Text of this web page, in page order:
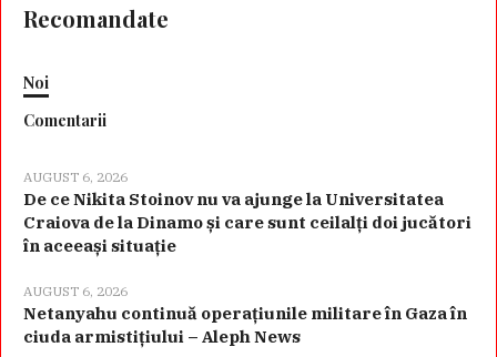
Recomandate
Noi
Comentarii
AUGUST 6, 2026
De ce Nikita Stoinov nu va ajunge la Universitatea
Craiova de la Dinamo și care sunt ceilalți doi jucători
în aceeași situație
AUGUST 6, 2026
Netanyahu continuă operațiunile militare în Gaza în
ciuda armistițiului – Aleph News